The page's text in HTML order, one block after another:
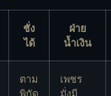
ชั่ง
ได้
ฝ่าย
น้ำเงิน
ตาม
พิกัด
เพชร
มั่งมี